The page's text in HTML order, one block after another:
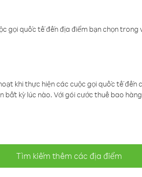
gọi quốc tế đến địa điểm bạn chọn
khi thực hiện các cuộc gọi quốc tế đến
bất kỳ lúc nào. Với gói cước thuê bao
Tìm kiếm thêm các địa điểm